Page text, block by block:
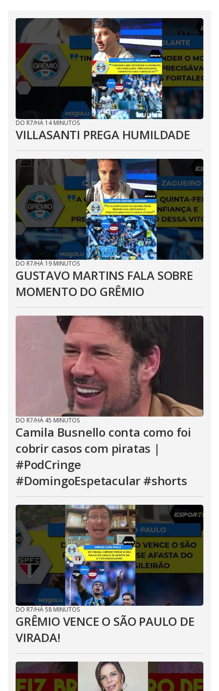
DO R7/HÁ 14 MINUTOS
VILLASANTI PREGA HUMILDADE
DO R7/HÁ 19 MINUTOS
GUSTAVO MARTINS FALA SOBRE
MOMENTO DO GRÊMIO
DO R7/HÁ 45 MINUTOS
Camila Busnello conta como foi
cobrir casos com piratas |
#PodCringe
#DomingoEspetacular #shorts
DO R7/HÁ 58 MINUTOS
GRÊMIO VENCE O SÃO PAULO DE
VIRADA!